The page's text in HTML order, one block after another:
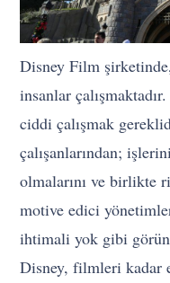
Disney Film
insanlar
ciddi çalışmak
çalışanlarından;
olmalarını ve birlikte
motive edici
ihtimali yok gibi
Disney, filmleri kadar